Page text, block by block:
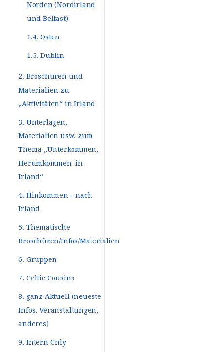
Norden (Nordirland
und Belfast)
1.4. Osten
1.5. Dublin
2. Broschüren und
Materialien zu
„Aktivitäten“ in Irland
3. Unterlagen,
Materialien usw. zum
Thema „Unterkommen,
Herumkommen in
Irland“
4. Hinkommen – nach
Irland
5. Thematische
Broschüren/Infos/Materialien
6. Gruppen
7. Celtic Cousins
8. ganz Aktuell (neueste
Infos, Veranstaltungen,
anderes)
9. Intern Only